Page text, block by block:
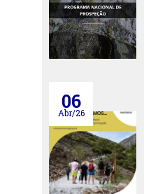
06
Abr/26